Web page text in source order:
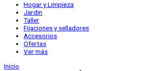
Hogar y Limpieza
Jardin
Taller
Fijaciones y selladores
Accesorios
Ofertas
Ver más
Inicio